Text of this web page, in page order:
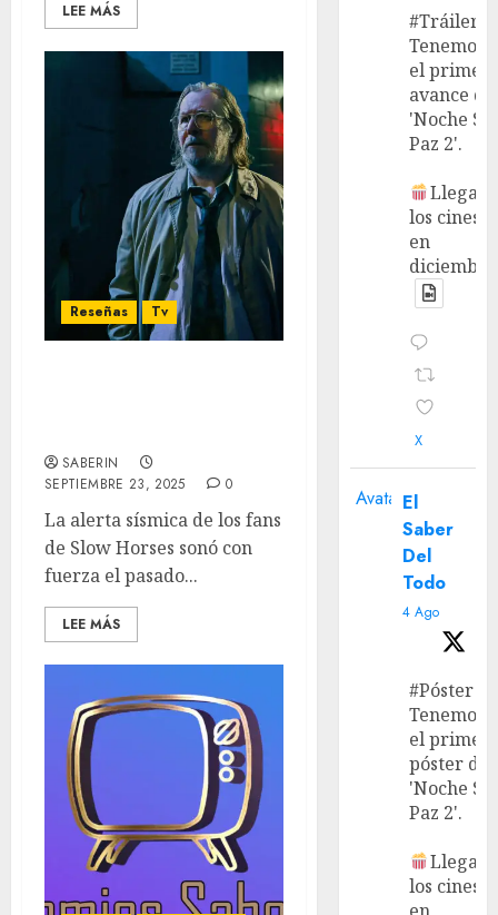
LEE MÁS
Reseñas Tv
SABERIN
SEPTIEMBRE 23, 2025
0
La alerta sísmica de los fans
de Slow Horses sonó con
fuerza el pasado...
LEE MÁS
#Tráiler
Tenemos
el primer
avance de
'Noche
Paz 2'.
Llega a
los cines
en
X
Avatar El
Saber
Del
Todo
4 Ago
#Póster
Tenemos
el primer
póster de
'Noche
Paz 2'.
Llega a
los cines